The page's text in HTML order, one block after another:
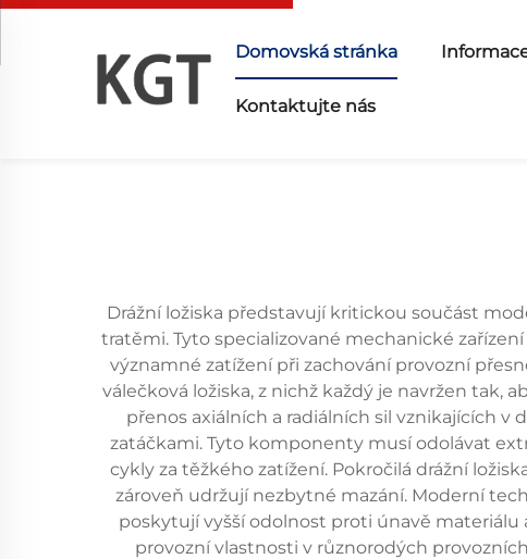
Domovská stránka
Kontaktujte nás
Drážní ložiska představují kritickou součást
tratěmi. Tyto specializované mechanické
významné zatížení při zachování provozní
válečková ložiska, z nichž každý je navržen tak,
přenos axiálních a radiálních sil vznikajících
zatáčkami. Tyto komponenty musí odolávat
cykly za těžkého zatížení. Pokročilá drážní
zároveň udržují nezbytné mazání. Moderní
poskytují vyšší odolnost proti únavě
provozní vlastnosti v různorodých